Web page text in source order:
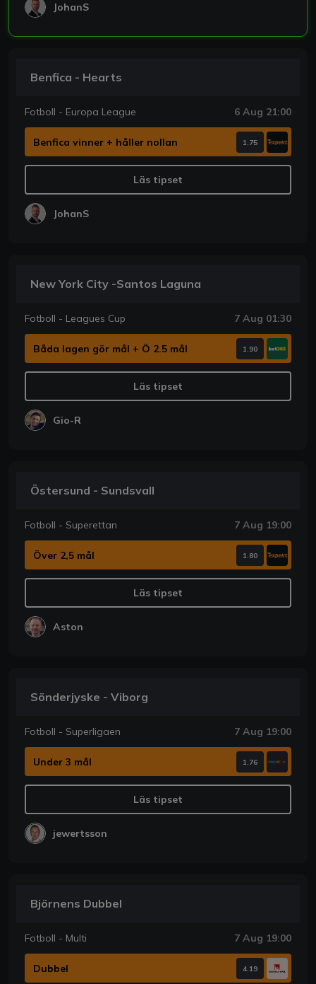
JohanS
Benfica - Hearts
Fotboll - Europa League 6 Aug 21:00
Benfica vinner + håller nollan 1.75
Läs tipset
JohanS
New York City -Santos Laguna
Fotboll - Leagues Cup 7 Aug 01:30
Båda lagen gör mål + Ö 2.5 mål 1.90
Läs tipset
Gio-R
Östersund - Sundsvall
Fotboll - Superettan 7 Aug 19:00
Över 2,5 mål 1.80
Läs tipset
Aston
Sönderjyske - Viborg
Fotboll - Superligaen 7 Aug 19:00
Under 3 mål 1.76
Läs tipset
jewertsson
Björnens Dubbel
Fotboll - Multi 7 Aug 19:00
Dubbel 4.19